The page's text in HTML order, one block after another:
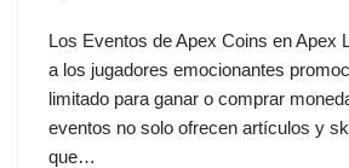
Los Eventos de Apex Coins en Apex
a los jugadores emocionantes
limitado para ganar o comprar
eventos no solo ofrecen artículos y
que…